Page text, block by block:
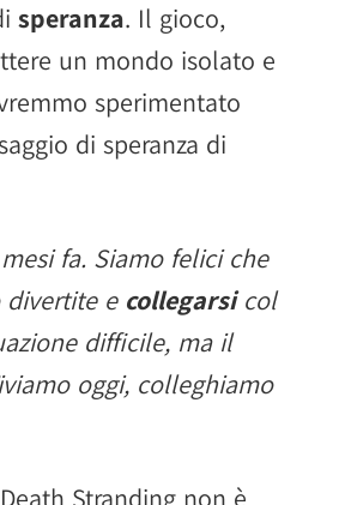
speranza. Il gioco,
un mondo isolato e
sperimentato
di speranza di
fa. Siamo felici che
e collegarsicol
difficile, ma il
oggi, colleghiamo
Stranding non è